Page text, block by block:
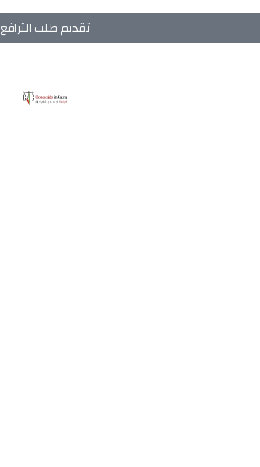
تقديم طلب الترافع